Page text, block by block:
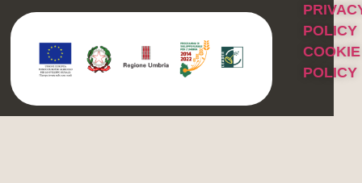
POLICY
COOKIE
POLICY